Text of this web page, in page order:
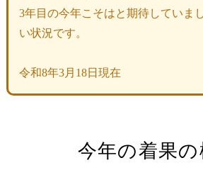
3年目の今年こそはと期待していま
い状況です。
令和8年3月18日現在
今年の着果の